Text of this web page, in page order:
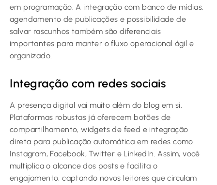
em programação. A integração com banco de mídias,
agendamento de publicações e possibilidade de
salvar rascunhos também são diferenciais
importantes para manter o fluxo operacional ágil e
organizado.
Integração com redes sociais
A presença digital vai muito além do blog em si.
Plataformas robustas já oferecem botões de
compartilhamento, widgets de feed e integração
direta para publicação automática em redes como
Instagram, Facebook, Twitter e LinkedIn. Assim, você
multiplica o alcance dos posts e facilita o
engajamento, captando novos leitores que circulam